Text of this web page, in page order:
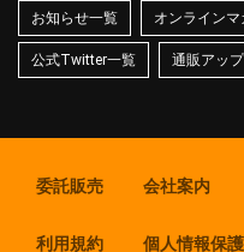
お知らせ一覧 オンラインマ
公式Twitter一覧 通販アッ
委託販売 会社案内
利用規約 個人情報保